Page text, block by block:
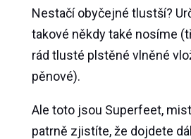
Nestačí obyčejné tlustší?
takové někdy také nosíme
rád tlusté plstěné vlněné
pěnové).
Ale toto jsou Superfeet,
patrně zjistíte, že dojdete